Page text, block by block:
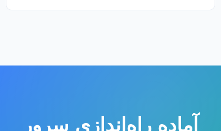
بر اساس نوع یا جهت ترافیک وجود ندارد.
آماده راه‌اندازی سرور